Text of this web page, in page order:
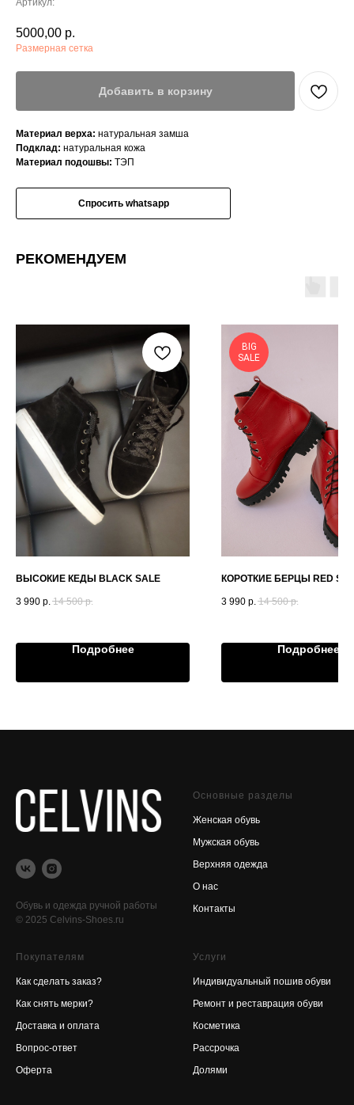
Артикул:
5000,00 р.
Размерная сетка
Добавить в корзину
Материал верха: натуральная замша
Подклад: натуральная кожа
Материал подошвы: ТЭП
Спросить whatsapp
РЕКОМЕНДУЕМ
ВЫСОКИЕ КЕДЫ BLACK SALE
3 990 р. 14 500 р.
Подробнее
BIG
SALE
КОРОТКИЕ БЕРЦЫ RED
3 990 р. 14 500 р.
Подробнее
Обувь и одежда ручной работы
© 2025 Celvins-Shoes.ru
Основные разделы
Женская обувь
Мужская обувь
Верхняя одежда
О нас
Контакты
Покупателям
Как сделать заказ?
Как снять мерки?
Доставка и оплата
Вопрос-ответ
Оферта
Услуги
Индивидуальный пошив обуви
Ремонт и реставрация обуви
Косметика
Рассрочка
Долями